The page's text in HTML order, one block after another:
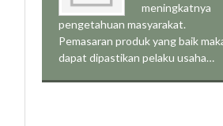
meningkatnya
pengetahuan masyarakat.
Pemasaran produk yang baik
dapat dipastikan pelaku usaha…